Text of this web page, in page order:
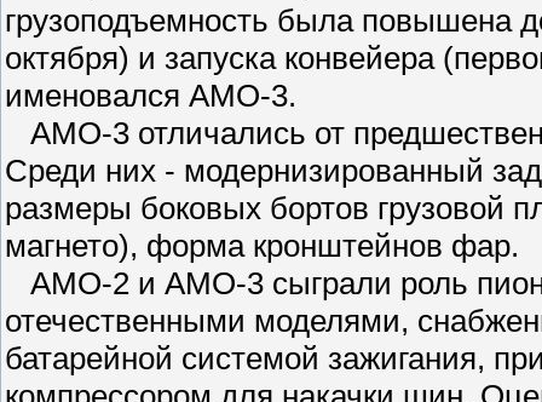
грузоподъемность была повышена
октября) и запуска конвейера
именовался АМО-3.
АМО-3 отличались от
Среди них - модернизированный
размеры боковых бортов грузовой
магнето), форма кронштейнов фар.
АМО-2 и АМО-3 сыграли роль
отечественными моделями,
батарейной системой зажигания,